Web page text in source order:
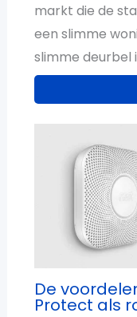
markt die de
een slimme
slimme deurbel
De
Protect als